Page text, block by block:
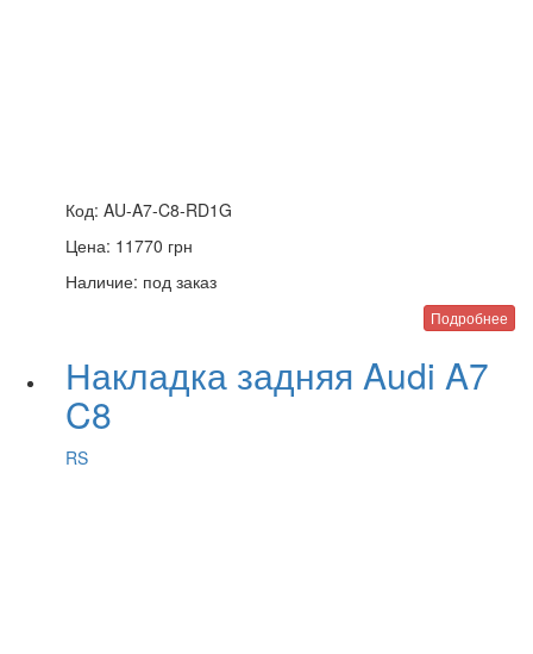
Код: AU-A7-C8-RD1G
Цена: 11770 грн
Наличие: под заказ
Подробнее
Накладка задняя Audi A7
C8
RS